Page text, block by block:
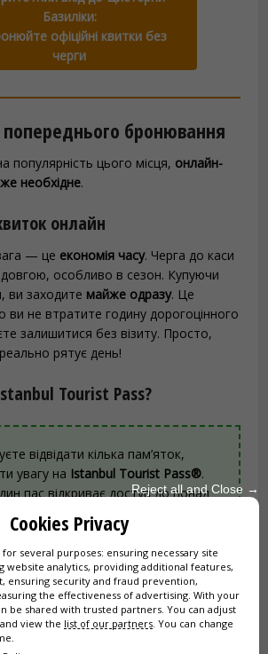
Базиліки:
офіційні квитки без
черги
бронювання
популярність цього місця, онлайн-
необхідне.
онлайн
— це економія часу. Черга до каси
особливо в сезон. Купуючи
ви заходите майже одразу. Це
ви не втратите годину дорогоцінного
залишитися без візиту. Просто,
рятує день!
Tourist Pass?
відвідати кілька пам’яток,
увагу на Istanbul Tourist Pass®.
пас відкриває доступ до понад
у тому числі до
Айя-Софії та палацу Топкапи
Це свобода відкривати місто у
без стресу. Пас стає по-
якщо ви плануєте
3–4 великі об’єкти. До
в комплект входитькруїз по
величезний бонус!
Reject all and Close →
Cookies Privacy
several purposes: ensuring necessary site
website analytics, providing additional features,
ensuring security and fraud prevention,
the effectiveness of advertising. With your
be shared with trusted partners. You can adjust
and view the list of our partners. You can change